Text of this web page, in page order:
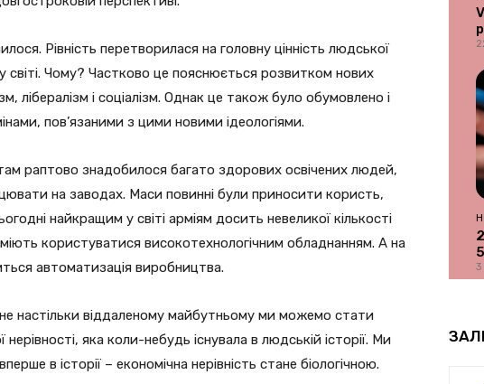
Рівність перетворилася на головну цінність людської
Чому? Частково це пояснюється розвитком нових
лібералізм і соціалізм. Однак це також було обумовлено і
пов’язаними з цими новими ідеологіями.
раптово знадобилося багато здорових освічених людей,
на заводах. Маси повинні були приносити користь,
найкращим у світі арміям досить невеликої кількості
користуватися високотехнологічним обладнанням. А на
автоматизація виробництва.
настільки віддаленому майбутньому ми можемо стати
яка коли-небудь існувала в людській історії. Ми
в історії – економічна нерівність стане біологічною.
3